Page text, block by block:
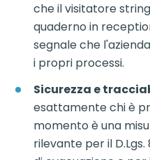
che il visitatore
quaderno in
segnale che
i propri processi.
Sicurezza e
esattamente chi è
momento è una
rilevante per il